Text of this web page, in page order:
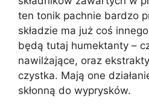
ten tonik pachnie bardzo
składzie ma już coś
będą tutaj humektanty –
nawilżające, oraz
czystka. Mają one
skłonną do wyprysków.